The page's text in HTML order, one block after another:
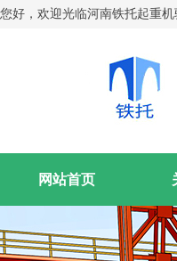
您好，欢迎光临河南铁托起重
网站首页